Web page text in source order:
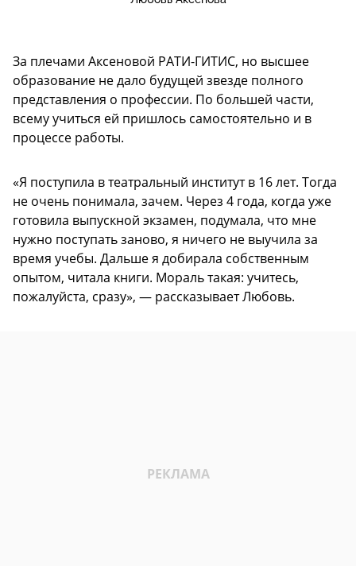
За плечами Аксеновой РАТИ-ГИТИС, но высшее
образование не дало будущей звезде полного
представления о профессии. По большей части,
всему учиться ей пришлось самостоятельно и в
процессе работы.
«Я поступила в театральный институт в 16 лет. Тогда
не очень понимала, зачем. Через 4 года, когда уже
готовила выпускной экзамен, подумала, что мне
нужно поступать заново, я ничего не выучила за
время учебы. Дальше я добирала собственным
опытом, читала книги. Мораль такая: учитесь,
пожалуйста, сразу», — рассказывает Любовь.